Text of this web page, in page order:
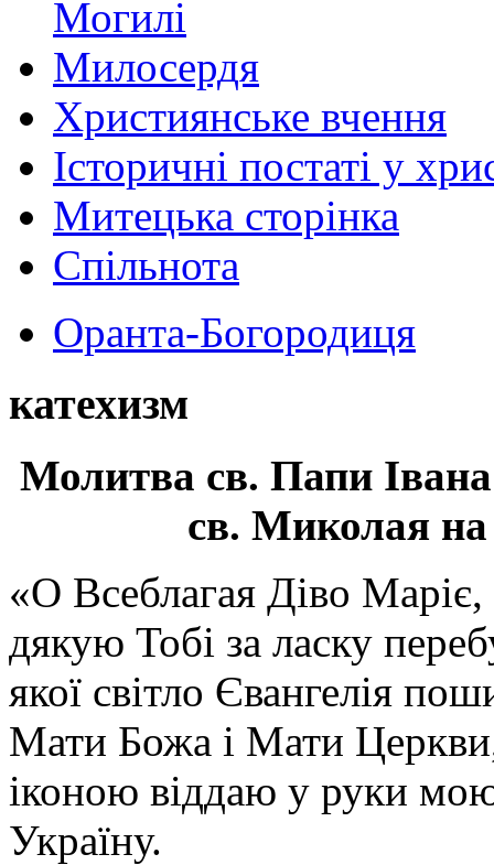
Могилі
Милосердя
Християнське вчення
Історичні постаті у
Митецька сторінка
Спільнота
Оранта-Богородиця
катехизм
Молитва св. Папи
св. Миколая на
«О Всеблагая Діво
дякую Тобі за ласку
якої світло Євангелія
Мати Божа і Мати
іконою віддаю у руки
Україну.